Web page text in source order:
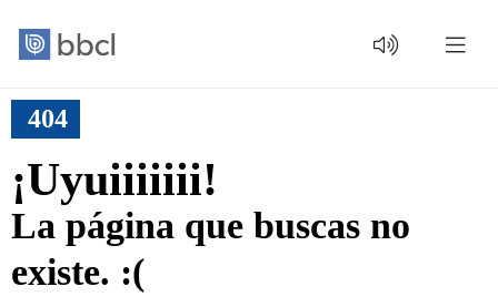
404
¡Uyuiiiiiii!
La página que buscas no
existe. :(